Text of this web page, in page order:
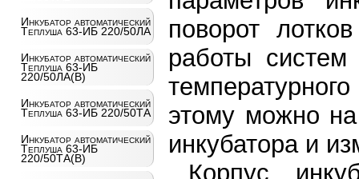
Инкубатор автоматический
Теплуша 63-ИБ 220/50ЛА
Инкубатор автоматический
Теплуша 63-ИБ
220/50ЛА(В)
Инкубатор автоматический
Теплуша 63-ИБ 220/50ТА
Инкубатор автоматический
Теплуша 63-ИБ
220/50ТА(В)
поворот
работы систем
этому можно на
инкубатора и
Корпус